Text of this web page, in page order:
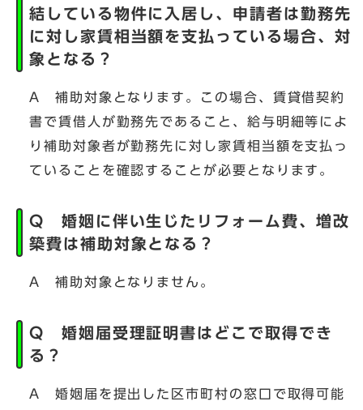
結している物件に入居し、申請者は勤務先
に対し家賃相当額を支払っている場合、対
象となる？
A 補助対象となります。この場合、賃貸借契約
書で賃借人が勤務先であること、給与明細等によ
り補助対象者が勤務先に対し家賃相当額を支払っ
ていることを確認することが必要となります。
Q 婚姻に伴い生じたリフォーム費、増改
築費は補助対象となる？
A 補助対象となりません。
Q 婚姻届受理証明書はどこで取得でき
る？
A 婚姻届を提出した区市町村の窓口で取得可能